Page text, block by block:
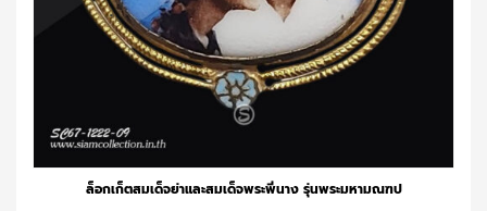
ล็อกเก็ตสมเด็จย่าและสมเด็จพระพี่นาง รุ่นพระมหามณฑป